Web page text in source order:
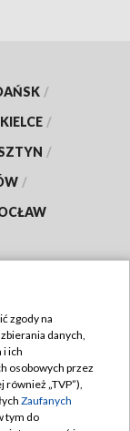
/
KIELCE /
/
/
zgody na
danych,
i ich
osobowych przez
również „TVP”),
Zaufanych
tym do